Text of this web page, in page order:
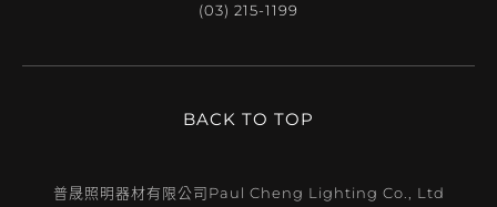
(03) 215-1199
BACK TO TOP
普晟照明器材有限公司Paul Cheng Lighting Co., Ltd